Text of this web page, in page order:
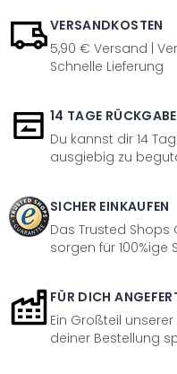
VERSANDKOSTEN
5,90 € Versand |
Schnelle Lieferung
14 TAGE
Du kannst dir 14
ausgiebig zu
SICHER EINKAUFEN
Das Trusted
sorgen für 100%ige
FÜR DICH
Ein Großteil
deiner Bestellung